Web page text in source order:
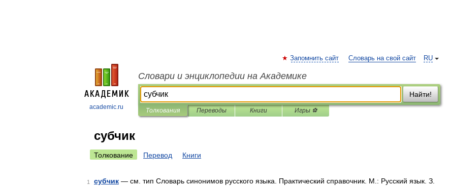
academic.ru
RU
Запомнить сайт Словарь на свой сайт
Словари и энциклопедии на Академике
Найти!
Толкования Переводы Книги Игры ⚽
субчик
Толкование Перевод Книги
1 субчик — см. тип Словарь синонимов русского языка. Практический справочник. М.: Русский язык. З.